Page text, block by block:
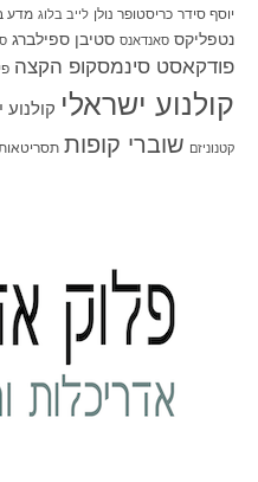
יוסף סידר כריסטופר נולן לייב בלוג מדע
נטפליקס סאנדאנס סטיבן ספילברג
פודקאסט סינמסקופ הקצה
קולנוע ישראלי
קטנוניזם שוברי קופות